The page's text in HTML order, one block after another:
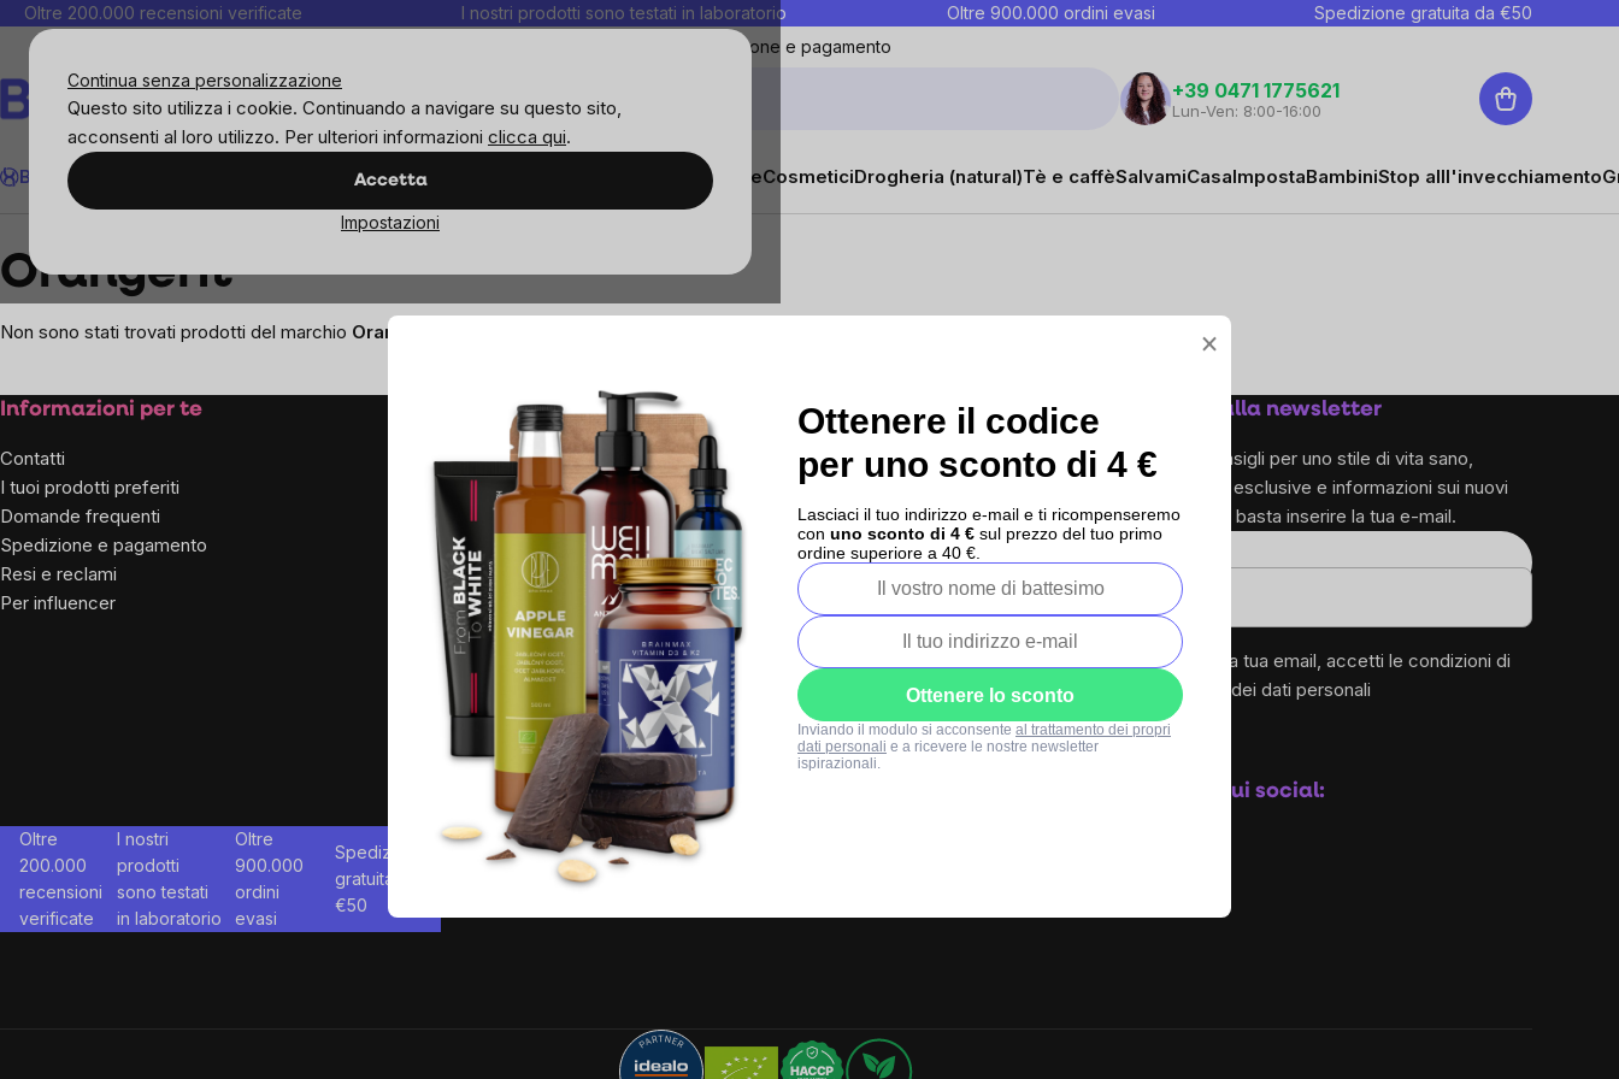
Continua senza personalizzazione
Questo sito utilizza i cookie. Continuando a navigare su questo sito,
acconsenti al loro utilizzo. Per ulteriori informazioni clicca qui.
Accetta
Impostazioni
Salta
contenuto
Oltre 200.000 recensioni verificate I nostri prodotti sono testati in laboratorio Oltre 900.000 ordini evasi Spedizione gratuita da €50
Spedizione e pagamento
Cerca
+39 0471 1775621
Lun-Ven: 8:00-16:00
Carrello
BrainMax AlimentiAlimentazione sana Integratori e vitamineCosmeticiDrogheria (natural)Tè e caffèSalvamiCasaImpostaBambiniStop alll'invecchiamento
Orangefit
Non sono stati trovati prodotti del marchio Orangefit
Footer
Informazioni per te
Contatti
I tuoi prodotti preferiti
Domande frequenti
Spedizione e pagamento
Resi e reclami
Per influencer
Sulla nostra
azienda
Chi siamo
Per influencer
I nostri progetti
Blog
Contatti
+39 0471 1775621
Lun-Ven: 8:00-16:00
info@brainmarket.it
Iscriviti alla newsletter
e ricevi consigli per uno stile di vita sano,
promozioni esclusive e informazioni sui nuovi
prodotti – ti basta inserire la tua e-mail.
Inserendo la tua email, accetti le condizioni di
protezione dei dati personali
Seguici sui social:
Oltre
200.000
recensioni
verificate
I nostri
prodotti
sono testati
in laboratorio
Oltre
900.000
ordini
evasi
Spedizione
gratuita da
€50
×
Ottenere il codice
per uno sconto di 4 €
Lasciaci il tuo indirizzo e-mail e ti ricompenseremo
con uno sconto di 4 € sul prezzo del tuo primo
ordine superiore a 40 €.
Ottenere lo sconto
Inviando il modulo si acconsente al trattamento dei propri
dati personali e a ricevere le nostre newsletter
ispirazionali.